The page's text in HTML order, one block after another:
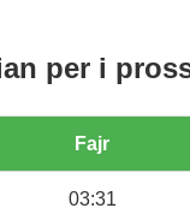
per i
Fajr
03:31